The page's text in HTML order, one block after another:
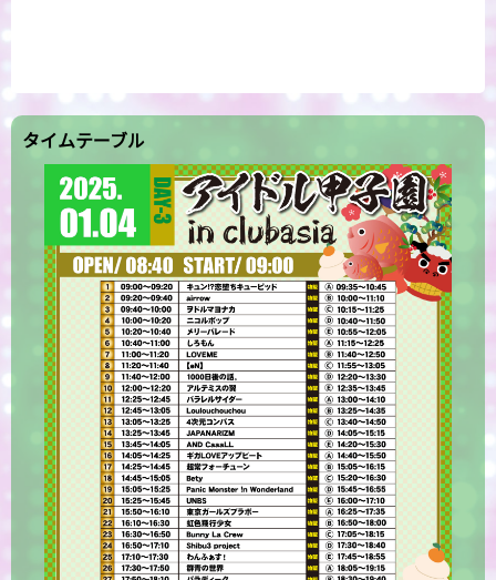
タイムテーブル